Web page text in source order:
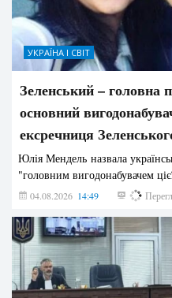
УКРАЇНА І СВІТ
Зеленський – головна
основний
ексречниця
Юлія Мендель назвала
"головним вигодонабувачем
04.08.2026 14:49 180